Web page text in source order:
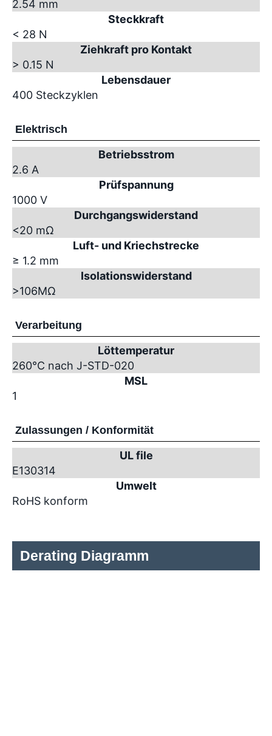
2.54 mm
Steckkraft
< 28 N
Ziehkraft pro Kontakt
> 0.15 N
Lebensdauer
400 Steckzyklen
Elektrisch
Betriebsstrom
2.6 A
Prüfspannung
1000 V
Durchgangswiderstand
<20 mΩ
Luft- und Kriechstrecke
≥ 1.2 mm
Isolationswiderstand
>106MΩ
Verarbeitung
Löttemperatur
260°C nach J-STD-020
MSL
1
Zulassungen / Konformität
UL file
E130314
Umwelt
RoHS konform
Derating Diagramm